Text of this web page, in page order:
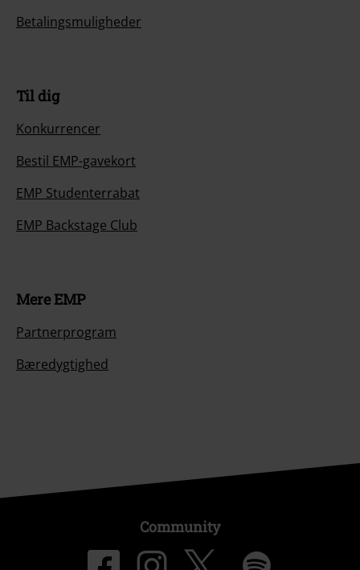
Betalingsmuligheder
Til dig
Konkurrencer
Bestil EMP-gavekort
EMP Studenterrabat
EMP Backstage Club
Mere EMP
Partnerprogram
Bæredygtighed
Community